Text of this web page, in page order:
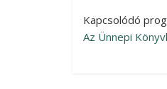
Kapcsolódó
Az Ünnepi